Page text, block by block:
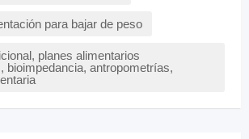
para bajar de peso
planes alimentarios
bioimpedancia, antropometrías,